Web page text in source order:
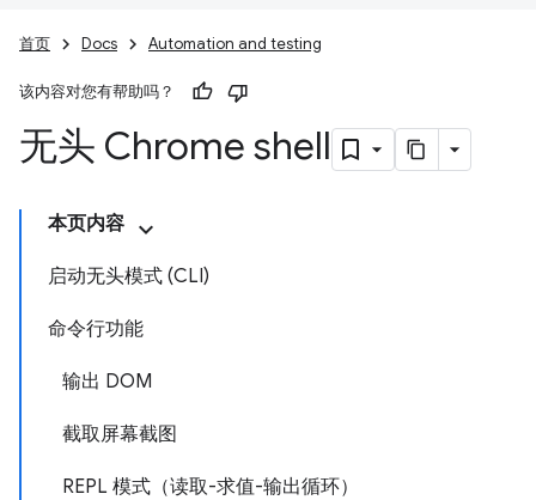
首页 Docs Automation and testing
该内容对您有帮助吗？
无头 Chrome shell
本页内容
启动无头模式 (CLI)
命令行功能
输出 DOM
截取屏幕截图
REPL 模式（读取-求值-输出循环）